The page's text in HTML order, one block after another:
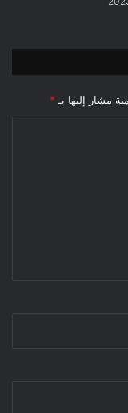
مشار إليها بـ *